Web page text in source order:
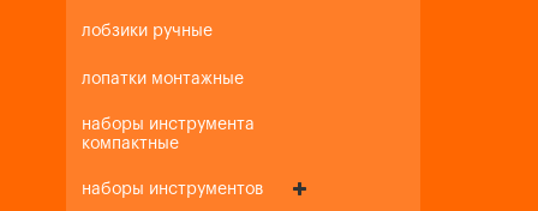
лобзики ручные
лопатки монтажные
наборы инструмента
компактные
наборы инструментов